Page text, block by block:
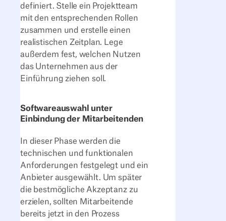
definiert. Stelle ein Projektteam
mit den entsprechenden Rollen
zusammen und erstelle einen
realistischen Zeitplan. Lege
außerdem fest, welchen Nutzen
das Unternehmen aus der
Einführung ziehen soll.
Softwareauswahl unter
Einbindung der Mitarbeitenden
In dieser Phase werden die
technischen und funktionalen
Anforderungen festgelegt und ein
Anbieter ausgewählt. Um später
die bestmögliche Akzeptanz zu
erzielen, sollten Mitarbeitende
bereits jetzt in den Prozess